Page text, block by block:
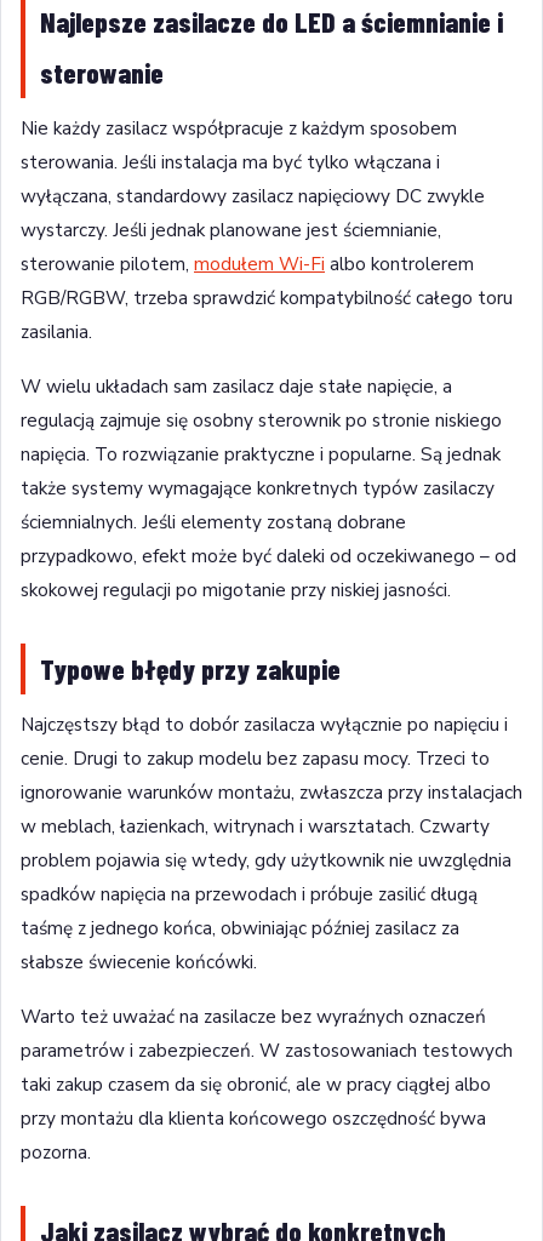
Najlepsze zasilacze do LED a ściemnianie i
sterowanie
Nie każdy zasilacz współpracuje z każdym sposobem
sterowania. Jeśli instalacja ma być tylko włączana i
wyłączana, standardowy zasilacz napięciowy DC zwykle
wystarczy. Jeśli jednak planowane jest ściemnianie,
sterowanie pilotem, modułem Wi-Fi albo kontrolerem
RGB/RGBW, trzeba sprawdzić kompatybilność całego toru
zasilania.
W wielu układach sam zasilacz daje stałe napięcie, a
regulacją zajmuje się osobny sterownik po stronie niskiego
napięcia. To rozwiązanie praktyczne i popularne. Są jednak
także systemy wymagające konkretnych typów zasilaczy
ściemnialnych. Jeśli elementy zostaną dobrane
przypadkowo, efekt może być daleki od oczekiwanego – od
skokowej regulacji po migotanie przy niskiej jasności.
Typowe błędy przy zakupie
Najczęstszy błąd to dobór zasilacza wyłącznie po napięciu i
cenie. Drugi to zakup modelu bez zapasu mocy. Trzeci to
ignorowanie warunków montażu, zwłaszcza przy instalacjach
w meblach, łazienkach, witrynach i warsztatach. Czwarty
problem pojawia się wtedy, gdy użytkownik nie uwzględnia
spadków napięcia na przewodach i próbuje zasilić długą
taśmę z jednego końca, obwiniając później zasilacz za
słabsze świecenie końcówki.
Warto też uważać na zasilacze bez wyraźnych oznaczeń
parametrów i zabezpieczeń. W zastosowaniach testowych
taki zakup czasem da się obronić, ale w pracy ciągłej albo
przy montażu dla klienta końcowego oszczędność bywa
pozorna.
Jaki zasilacz wybrać do konkretnych